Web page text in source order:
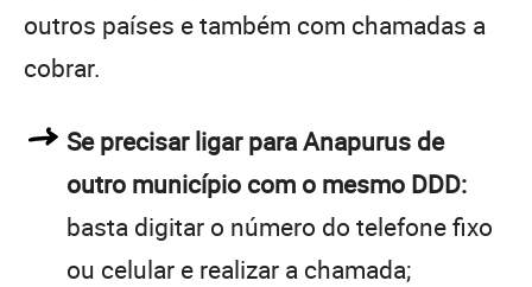
outros países e também com chamadas a
cobrar.
Se precisar ligar para Anapurus de
outro município com o mesmo DDD:
basta digitar o número do telefone fixo
ou celular e realizar a chamada;